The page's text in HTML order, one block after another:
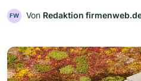
FW Von Redaktion